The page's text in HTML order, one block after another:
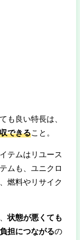
も良い特長は、
できること。
テムはリユース
ムも、ユニクロ
燃料やリサイク
状態が悪くても
担につながるの